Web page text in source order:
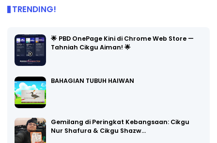
TRENDING!
🌟 PBD OnePage Kini di Chrome Web Store —
Tahniah Cikgu Aiman! 🌟
BAHAGIAN TUBUH HAIWAN
Gemilang di Peringkat Kebangsaan: Cikgu
Nur Shafura & Cikgu Shazw…